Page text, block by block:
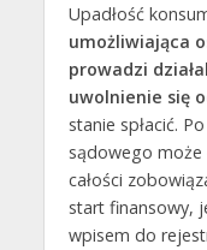
Upadłość
umożliwiająca
prowadzi
uwolnienie się
stanie spłacić.
sądowego może
całości
start finansowy,
wpisem do